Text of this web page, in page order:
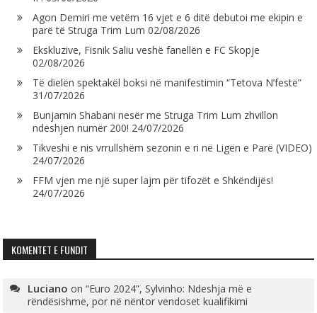
Agon Demiri me vetëm 16 vjet e 6 ditë debutoi me ekipin e
parë të Struga Trim Lum 02/08/2026
Ekskluzive, Fisnik Saliu veshë fanellën e FC Skopje
02/08/2026
Të dielën spektakël boksi në manifestimin “Tetova N’festë”
31/07/2026
Bunjamin Shabani nesër me Struga Trim Lum zhvillon
ndeshjen numër 200! 24/07/2026
Tikveshi e nis vrrullshëm sezonin e ri në Ligën e Parë (VIDEO)
24/07/2026
FFM vjen me një super lajm për tifozët e Shkëndijës!
24/07/2026
KOMENTET E FUNDIT
Luciano on“Euro 2024”, Sylvinho: Ndeshja më e
rëndësishme, por në nëntor vendoset kualifikimi